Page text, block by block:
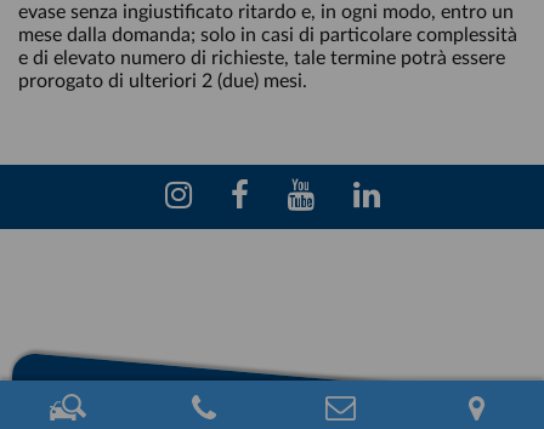
evase senza ingiustificato ritardo e, in ogni modo, entro un
mese dalla domanda; solo in casi di particolare complessità
e di elevato numero di richieste, tale termine potrà essere
prorogato di ulteriori 2 (due) mesi.
Eschini Auto S.r.l. - Via M. Malpighi, 12 - Pisa (loc. Ospedaletto) - P.I.